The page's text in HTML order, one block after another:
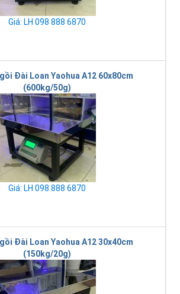
Giá: LH 098 888 6870
Đài Loan Yaohua A12 60x80cm
(600kg/50g)
Giá: LH 098 888 6870
Đài Loan Yaohua A12 30x40cm
(150kg/20g)